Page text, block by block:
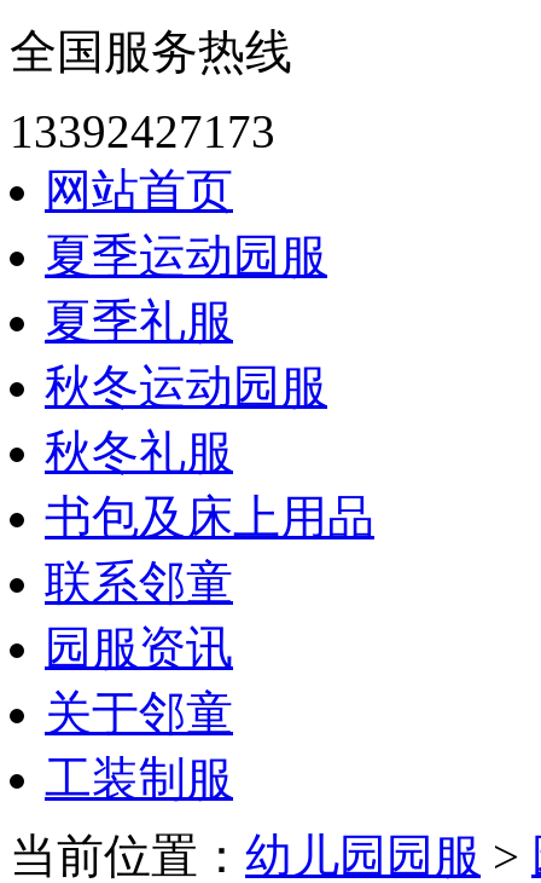
全国服务热线
13392427173
网站首页
夏季运动园服
夏季礼服
秋冬运动园服
秋冬礼服
书包及床上用品
联系邻童
园服资讯
关于邻童
工装制服
当前位置： 幼儿园园服 >